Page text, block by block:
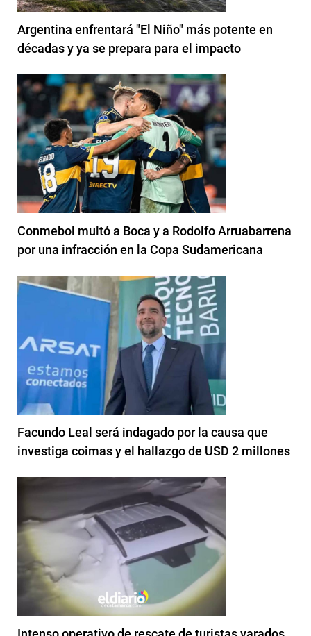
Argentina enfrentará "El Niño" más potente en
décadas y ya se prepara para el impacto
Conmebol multó a Boca y a Rodolfo Arruabarrena
por una infracción en la Copa Sudamericana
Facundo Leal será indagado por la causa que
investiga coimas y el hallazgo de USD 2 millones